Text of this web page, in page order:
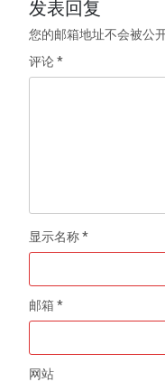
发表回复
您的邮箱地址不会被公开
评论*
显示名称*
邮箱*
网站